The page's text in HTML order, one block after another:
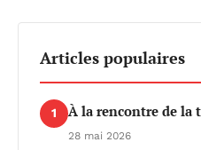
Articles populaires
1 À la rencontre de la
28 mai 2026